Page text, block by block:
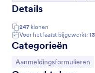
Details
247 klonen
Voor het laatst bijgewerkt:
Categorieën
Ga naar categorie:
Aanmeldingsformulieren